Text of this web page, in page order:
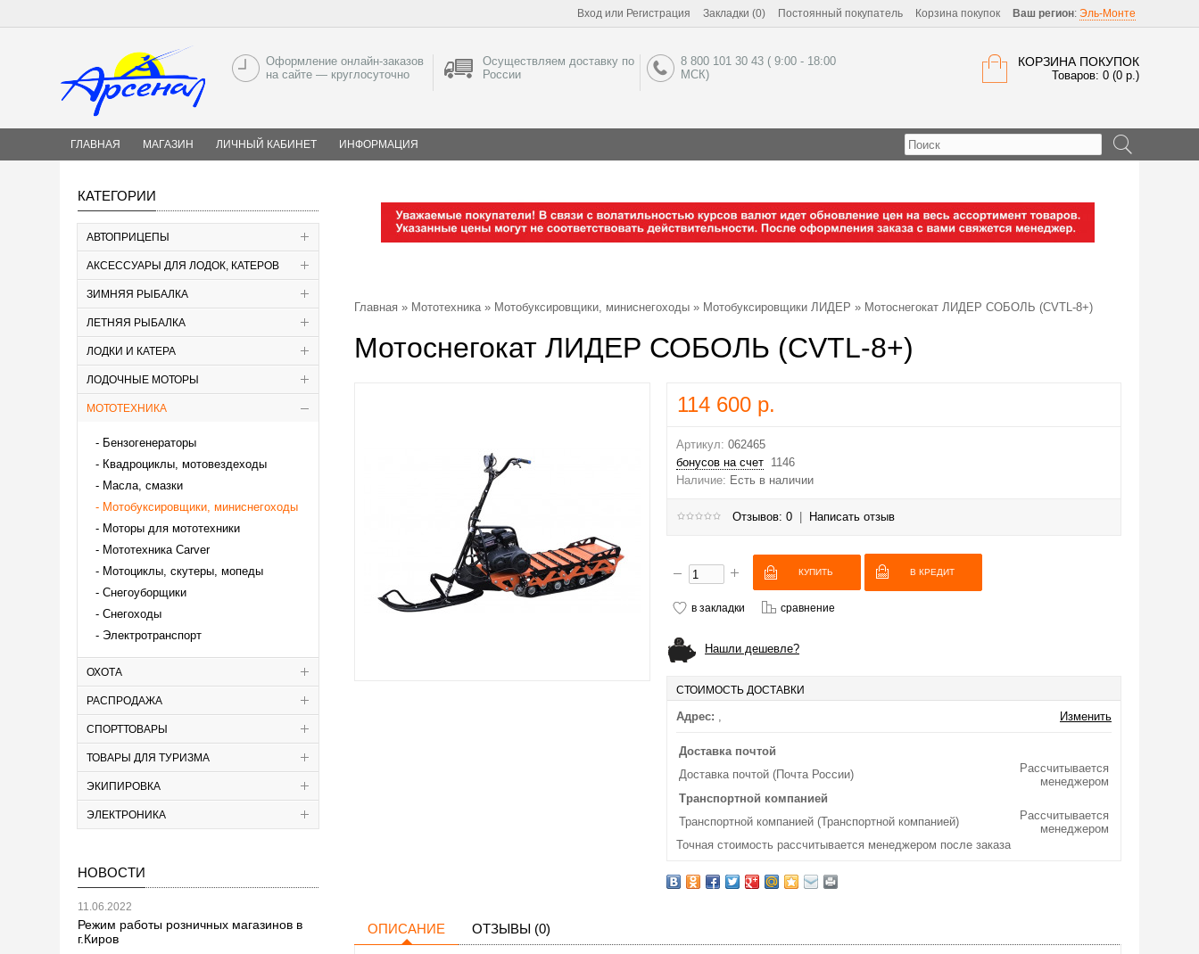
Вход или Регистрация Закладки (0) Постоянный покупатель Корзина покупок Ваш регион: Эль-Монте
КОРЗИНА ПОКУПОК
Товаров: 0 (0 р.)
Оформление онлайн-заказов
на сайте — круглосуточно
Осуществляем доставку по
России
8 800 101 30 43 ( 9:00 - 18:00
МСК)
ГЛАВНАЯ МАГАЗИН ЛИЧНЫЙ КАБИНЕТ ИНФОРМАЦИЯ
КАТЕГОРИИ
АВТОПРИЦЕПЫ
АКСЕССУАРЫ ДЛЯ ЛОДОК, КАТЕРОВ
ЗИМНЯЯ РЫБАЛКА
ЛЕТНЯЯ РЫБАЛКА
ЛОДКИ И КАТЕРА
ЛОДОЧНЫЕ МОТОРЫ
МОТОТЕХНИКА
Бензогенераторы
Квадроциклы, мотовездеходы
Масла, смазки
Мотобуксировщики, миниснегоходы
Моторы для мототехники
Мототехника Carver
Мотоциклы, скутеры, мопеды
Снегоуборщики
Снегоходы
Электротранспорт
ОХОТА
РАСПРОДАЖА
СПОРТТОВАРЫ
ТОВАРЫ ДЛЯ ТУРИЗМА
ЭКИПИРОВКА
ЭЛЕКТРОНИКА
НОВОСТИ
11.06.2022
Режим работы розничных магазинов в
г.Киров
Главная » Мототехника» Мотобуксировщики, миниснегоходы » Мотобуксировщики ЛИДЕР » Мотоснегокат ЛИДЕР СОБОЛЬ (CVTL-8+)
Мотоснегокат ЛИДЕР СОБОЛЬ (CVTL-8+)
114 600 р.
Артикул: 062465
бонусов на счет 1146
Наличие: Есть в наличии
Отзывов: 0 Написать отзыв
В КРЕДИТ
в закладки сравнение
Нашли дешевле?
СТОИМОСТЬ ДОСТАВКИ
Адрес: , Изменить
Доставка почтой
Доставка почтой (Почта России)
Рассчитывается
менеджером
Транспортной компанией
Транспортной компанией (Транспортной компанией)
Рассчитывается
менеджером
Точная стоимость рассчитывается менеджером после заказа
ОПИСАНИЕ ОТЗЫВЫ (0)